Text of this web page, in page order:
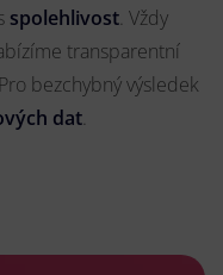
spolehlivost. Vždy
transparentní
bezchybný výsledek
dat.